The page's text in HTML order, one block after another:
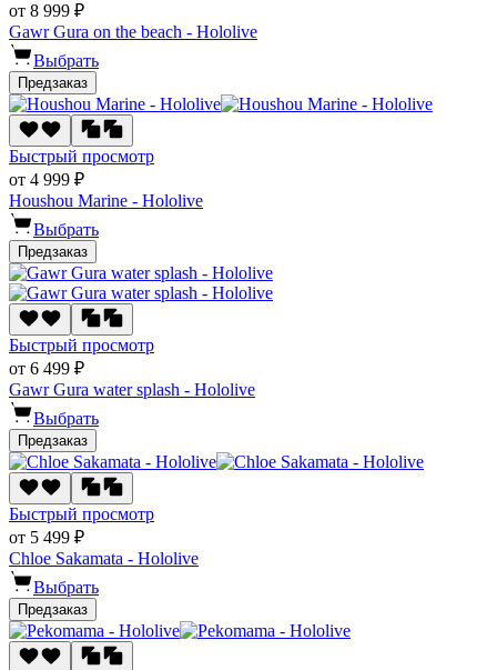
от 8 999 ₽
Gawr Gura on the beach - Hololive
Выбрать
Предзаказ
Быстрый просмотр
от 4 999 ₽
Houshou Marine - Hololive
Выбрать
Предзаказ
Быстрый просмотр
от 6 499 ₽
Gawr Gura water splash - Hololive
Выбрать
Предзаказ
Быстрый просмотр
от 5 499 ₽
Chloe Sakamata - Hololive
Выбрать
Предзаказ